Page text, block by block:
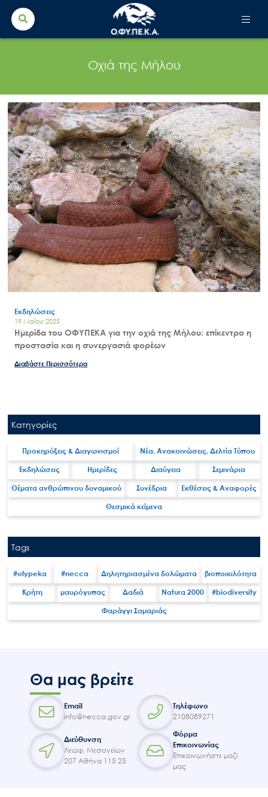
Search
for:
for:
Άξονες δράσης
Μ.Δ.Π.Π.
Εισιτήρια
Επικοινωνία
Οχιά της Μήλου
Εκδηλώσεις
19 Μαΐου 2025
Ημερίδα του ΟΦΥΠΕΚΑ για την οχιά της Μήλου: επίκεντρο η
προστασία και η συνεργασιά φορέων
Διαβάστε Περισσότερα
Κατηγορίες
Προκηρύξεις & Διαγωνισμοί Νέα, Ανακοινώσεις, Δελτία Τύπου
Εκδηλώσεις Ημερίδες Διαύγεια Σεμινάρια
Θέματα ανθρώπινου δυναμικού Συνέδρια Εκθέσεις & Αναφορές
Θεσμικά κείμενα
Tags
#ofypeka #necca Δηλητηριασμένα δολώματα βιοποικιλότητα
Κρήτη μαυρόγυπας Δαδιά Natura 2000 #biodiversity
Φαράγγι Σαμαριάς
Θα μας βρείτε
Email
info@necca.gov.gr
Τηλέφωνο
2108089271
Διεύθυνση
Λεωφ. Μεσογείων
207 Αθήνα 115 25
Φόρμα
Επικοινωνίας
Επικοινωνήστε μαζί
μας